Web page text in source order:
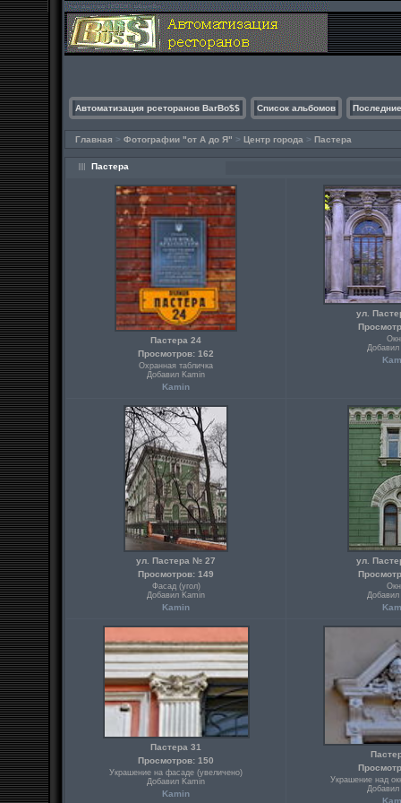
Автоматизация рсеторанов BarBo$$ Список альбомов
Главная > Фотографии "от А до Я" > Центр города > Пастера
Пастера
Пастера 24
Просмотров: 162
Охранная табличка
Добавил Kamin
Kamin
ул.
Добавил
ул. Пастера № 27
Просмотров: 149
Фасад (угол)
Добавил Kamin
Kamin
ул.
Добавил
Пастера 31
Просмотров: 150
Украшение на фасаде (увеличено)
Добавил Kamin
Kamin
Украшение над
Добавил